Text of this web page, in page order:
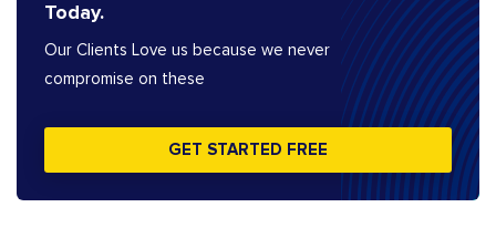
Today.
Our Clients Love us because we never
compromise on these
GET STARTED FREE